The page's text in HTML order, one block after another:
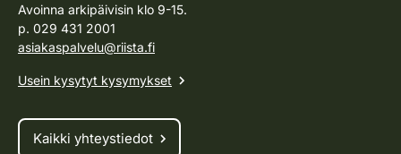
Avoinna arkipäivisin klo 9-15.
p. 029 431 2001
asiakaspalvelu@riista.fi
Usein kysytyt kysymykset
Kaikki yhteystiedot